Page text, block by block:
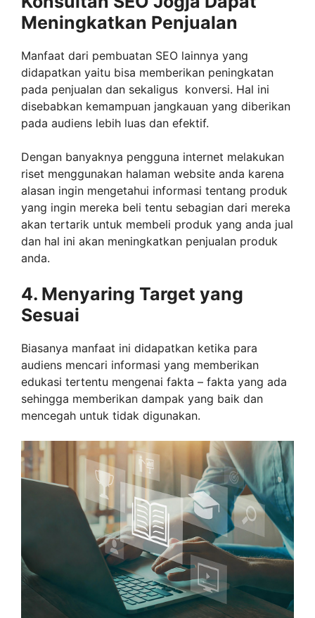
Meningkatkan Penjualan
Manfaat dari pembuatan SEO lainnya yang
didapatkan yaitu bisa memberikan peningkatan
pada penjualan dan sekaligus konversi. Hal ini
disebabkan kemampuan jangkauan yang diberikan
pada audiens lebih luas dan efektif.
Dengan banyaknya pengguna internet melakukan
riset menggunakan halaman website anda karena
alasan ingin mengetahui informasi tentang produk
yang ingin mereka beli tentu sebagian dari mereka
akan tertarik untuk membeli produk yang anda jual
dan hal ini akan meningkatkan penjualan produk
anda.
4. Menyaring Target yang
Sesuai
Biasanya manfaat ini didapatkan ketika para
audiens mencari informasi yang memberikan
edukasi tertentu mengenai fakta – fakta yang ada
sehingga memberikan dampak yang baik dan
mencegah untuk tidak digunakan.